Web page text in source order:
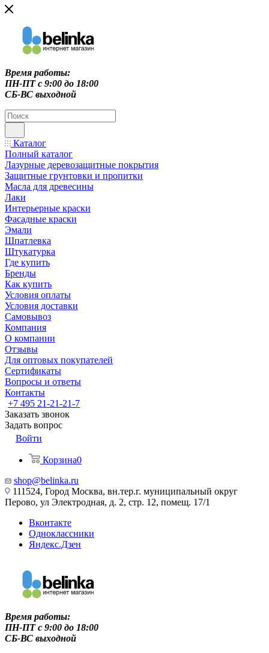
Время работы:
ПН-ПТ c 9:00 до 18:00
СБ-ВС выходной
Каталог
Полный каталог
Лазурные деревозащитные покрытия
Защитные грунтовки и пропитки
Масла для древесины
Лаки
Интерьерные краски
Фасадные краски
Эмали
Шпатлевка
Штукатурка
Где купить
Бренды
Как купить
Условия оплаты
Условия доставки
Самовывоз
Компания
О компании
Отзывы
Для оптовых покупателей
Сертификаты
Вопросы и ответы
Контакты
+7 495 21-21-21-7
Заказать звонок
Задать вопрос
Войти
Корзина0
shop@belinka.ru
111524, Город Москва, вн.тер.г. муниципальный округ
Перово, ул Электродная, д. 2, стр. 12, помещ. 17/1
Вконтакте
Одноклассники
Яндекс.Дзен
Время работы:
ПН-ПТ c 9:00 до 18:00
СБ-ВС выходной